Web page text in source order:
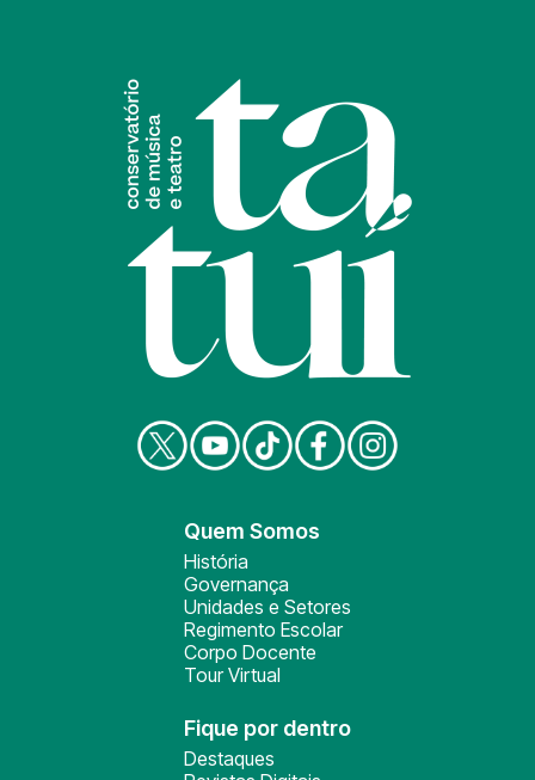
Quem Somos
História
Governança
Unidades e Setores
Regimento Escolar
Corpo Docente
Tour Virtual
Fique por dentro
Destaques